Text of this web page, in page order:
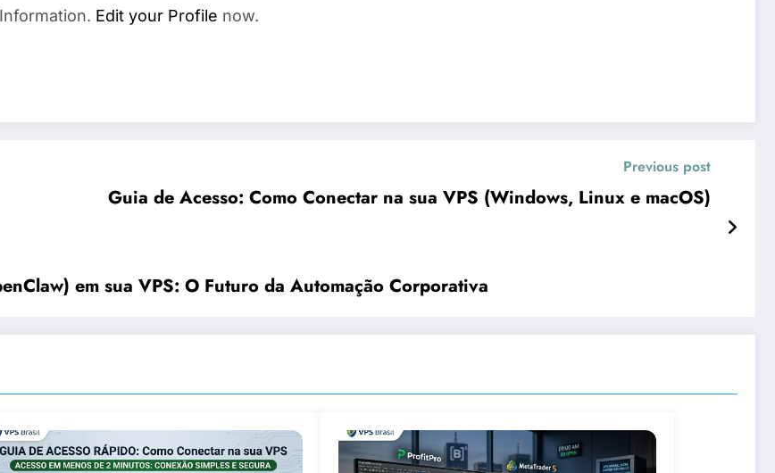
Edit your Profile now.
Previous post
Guia de Acesso: Como Conectar na sua VPS (Windows, Linux e macOS)
em sua VPS: O Futuro da Automação Corporativa